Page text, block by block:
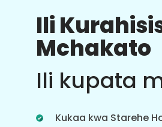
Ili
Mchakato
Ili kupata
Kukaa kwa Starehe
Faida Zetu
Baada ya
Matibabu
wa huduma
mgonjwa wa 24x7 na timu